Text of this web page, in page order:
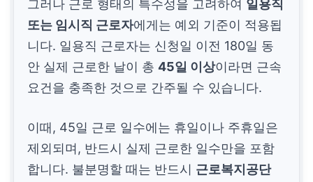
그러나 근로 형태의 특수성을 고려하여 일용직
또는 임시직 근로자에게는 예외 기준이 적용됩
니다. 일용직 근로자는 신청일 이전 180일 동
안 실제 근로한 날이 총45일 이상이라면 근속
요건을 충족한 것으로 간주될 수 있습니다.
이때, 45일 근로 일수에는 휴일이나 주휴일은
제외되며, 반드시 실제 근로한 일수만을 포함
합니다. 불분명할 때는 반드시 근로복지공단